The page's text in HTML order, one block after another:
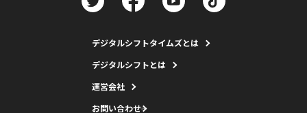
デジタルシフトタイムズとは
デジタルシフトとは
運営会社
お問い合わせ